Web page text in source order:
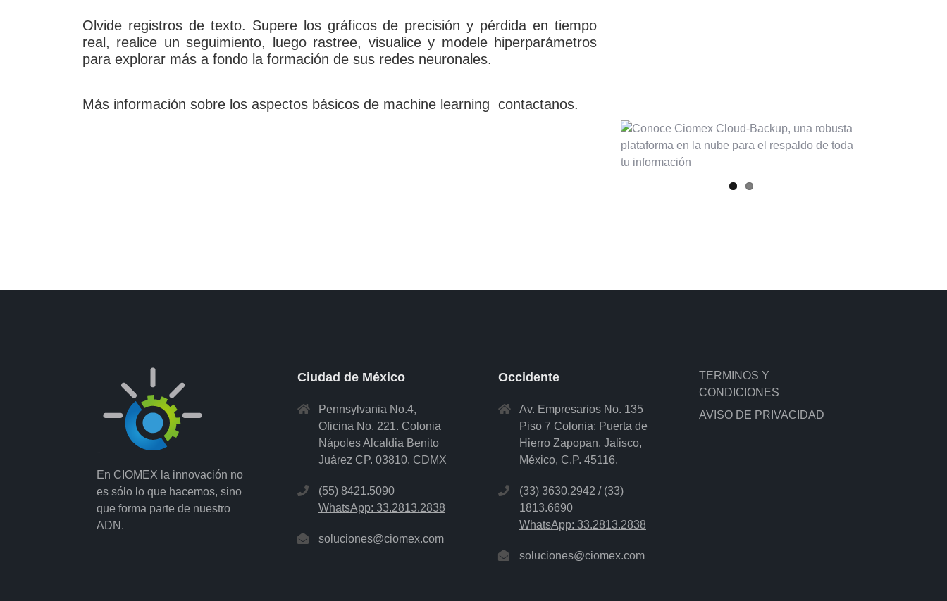
Olvide registros de texto. Supere los gráficos de precisión y pérdida en tiempo
real, realice un seguimiento, luego rastree, visualice y modele hiperparámetros
para explorar más a fondo la formación de sus redes neuronales.
Más información sobre los aspectos básicos de machine learning contactanos.
En CIOMEX la innovación no
es sólo lo que hacemos, sino
que forma parte de nuestro
ADN.
Ciudad de México
Pennsylvania No.4,
Oficina No. 221. Colonia
Nápoles Alcaldia Benito
Juárez CP. 03810. CDMX
(55) 8421.5090
WhatsApp: 33.2813.2838
soluciones@ciomex.com
Occidente
Av. Empresarios No. 135
Piso 7 Colonia: Puerta de
Hierro Zapopan, Jalisco,
México, C.P. 45116.
(33) 3630.2942 / (33)
1813.6690
WhatsApp: 33.2813.2838
soluciones@ciomex.com
TERMINOS Y
CONDICIONES
AVISO DE PRIVACIDAD